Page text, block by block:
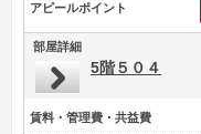
アピールポイント
部屋詳細
5階５０４
賃料・管理費・共益費